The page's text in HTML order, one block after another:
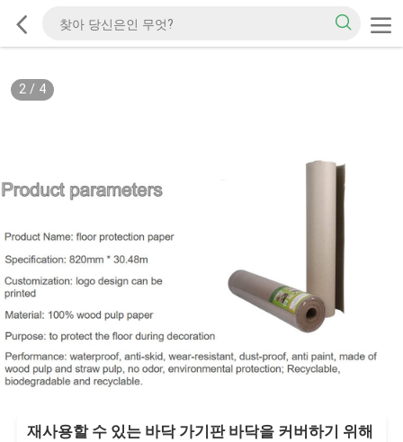
2/ 4
재사용할 수 있는 바닥 가기판 바닥을 커버하기 위해